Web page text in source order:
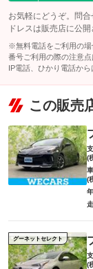
お気軽にどうぞ。問
ドレスは販売店に公開
※無料電話をご利用の場
番号ご利用の際の注意点
IP電話、ひかり電話から
この販売
(
(
グーネットセレクト
(